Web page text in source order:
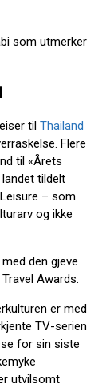
som utmerker
til Thailand
Flere
til «Årets
tildelt
– som
og ikke
den gjeve
Awards.
er med
TV-serien
for sin siste
utvilsomt